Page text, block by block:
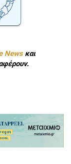
Newsκαι